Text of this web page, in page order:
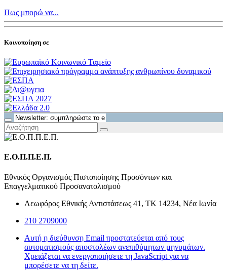
Πως μπορώ να...
Κοινοποίηση σε
Ε.Ο.Π.Π.Ε.Π.
Εθνικός Οργανισμός Πιστοποίησης Προσόντων και
Επαγγελματικού Προσανατολισμού
Λεωφόρος Εθνικής Αντιστάσεως 41, ΤΚ 14234, Νέα Ιωνία
210 2709000
Αυτή η διεύθυνση Email προστατεύεται από τους
αυτοματισμούς αποστολέων ανεπιθύμητων μηνυμάτων.
Χρειάζεται να ενεργοποιήσετε τη JavaScript για να
μπορέσετε να τη δείτε.